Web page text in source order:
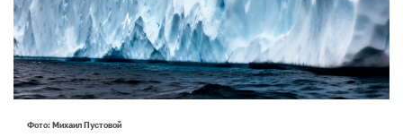
Фото: Михаил Пустовой